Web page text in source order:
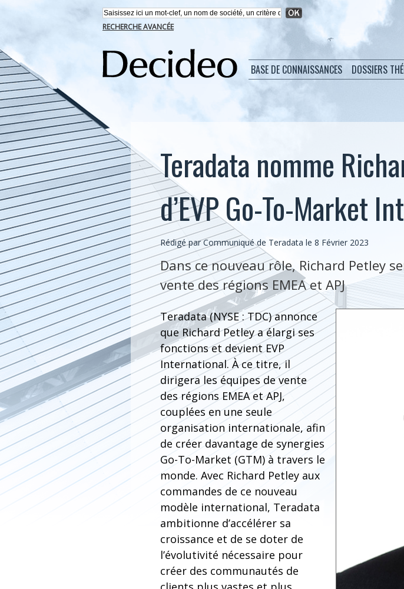
RECHERCHE AVANCÉE
BASE DE CONNAISSANCES DOSSIERS
Teradata nomme
d’EVP Go-To-Market
Rédigé par Communiqué de Teradata le 8 Février 2023
Dans ce nouveau rôle, Richard Petley
vente des régions EMEA et APJ
Teradata (NYSE : TDC) annonce
que Richard Petley a élargi ses
fonctions et devient EVP
International. À ce titre, il
dirigera les équipes de vente
des régions EMEA et APJ,
couplées en une seule
organisation internationale, afin
de créer davantage de synergies
Go-To-Market (GTM) à travers le
monde. Avec Richard Petley aux
commandes de ce nouveau
modèle international, Teradata
ambitionne d’accélérer sa
croissance et de se doter de
l’évolutivité nécessaire pour
créer des communautés de